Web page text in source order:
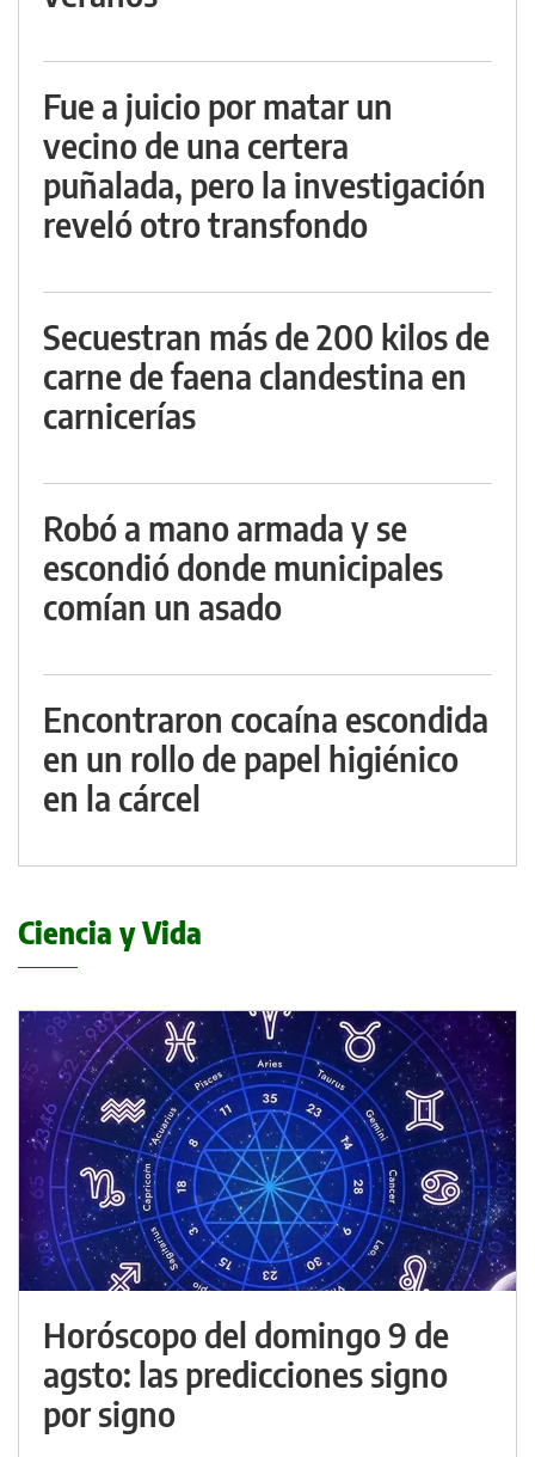
Fue a juicio por matar un
vecino de una certera
puñalada, pero la investigación
reveló otro transfondo
Secuestran más de 200 kilos de
carne de faena clandestina en
carnicerías
Robó a mano armada y se
escondió donde municipales
comían un asado
Encontraron cocaína escondida
en un rollo de papel higiénico
en la cárcel
Ciencia y Vida
Horóscopo del domingo 9 de
agsto: las predicciones signo
por signo